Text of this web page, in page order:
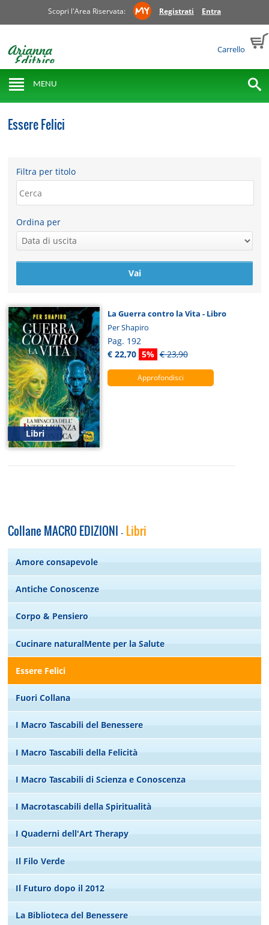
Scopri l'Area Riservata: Registrati Entra
Carrello
MENU
Essere Felici
Filtra per titolo
Ordina per
Libri
La Guerra contro la Vita - Libro
Per Shapiro
Pag. 192
€ 22,70 5% € 23,90
Approfondisci
Collane MACRO EDIZIONI - Libri
Amore consapevole
Antiche Conoscenze
Corpo & Pensiero
Cucinare naturalMente per la Salute
Essere Felici
Fuori Collana
I Macro Tascabili del Benessere
I Macro Tascabili della Felicità
I Macro Tascabili di Scienza e Conoscenza
I Macrotascabili della Spiritualità
I Quaderni dell'Art Therapy
Il Filo Verde
Il Futuro dopo il 2012
La Biblioteca del Benessere